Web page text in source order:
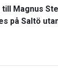
Magnus
på Saltö